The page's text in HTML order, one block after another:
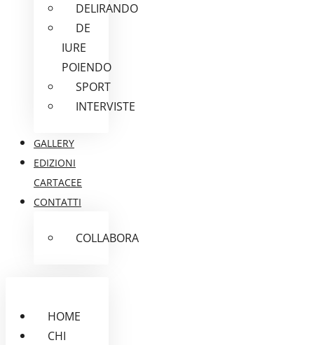
DELIRANDO
DE
IURE
POIENDO
SPORT
INTERVISTE
GALLERY
EDIZIONI
CARTACEE
CONTATTI
COLLABORA
HOME
CHI